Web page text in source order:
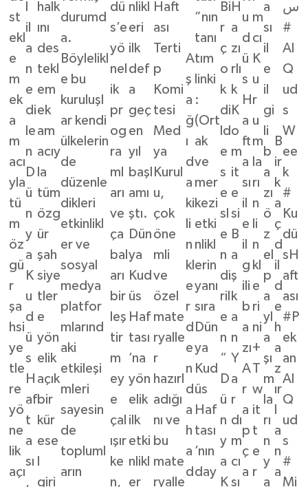
st
ekl
e
m
ek
a
m
acı
yla
tü
m
öz
gü
r
şa
hsi
ye
tle
re
yö
ne
lik
açı
il
a
n
e
di
le
n
D
ü
n
y
a
K
u
d
ü
s
H
af
t
a
sı
,
halk
ını
des
tekl
em
ek
am
acıy
la
tüm
özg
ür
şah
siye
tler
e
yön
elik
açık
bir
kür
ese
giri
durumd
a.
Böylelikl
e bu
kuruluşl
ar kendi
ülkelerin
de
düzenle
dikleri
etkinlikl
er ve
sosyal
medya
platfor
mlarınd
aki
etkileşi
mleri
sayesin
de
topluml
arın
dü
s’e
yö
nel
ik
pr
og
ra
ml
arı
ve
ça
bal
arı
bir
leş
tir
m
ey
e
çal
ışır
ke
n,
nlikl
eri
ilk
def
a
geç
en
yıl
başl
amı
ştı.
Dün
ya
Kud
üs
Haf
tası
’na
yön
elik
ilk
etki
nlikl
er
Haft
ası
Terti
p
Komi
tesi
Med
ya
Kurul
u,
çok
öne
mli
ve
özel
mate
ryalle
r
hazırl
adığı
nı ve
bu
mate
ryalle
A
ş
a
ğ
ı
d
a
ki
li
n
kl
e
r
d
e
n
d
a
h
a
d
”nın
tanı
tım
linki
:
(Ort
ak
ve
mer
kezi
etki
nlikl
erin
yanı
sıra
Dün
ya
Kud
üs
Haf
tası
’nın
day
Bi
r
ç
o
k
di
ld
e
s
e
sl
e
n
di
ril
e
n
“
D
ü
n
y
a
K
H
a
zı
rlı
k
K
o
m
it
e
si
B
a
ş
k
a
n
Y
a
r
dı
m
cı
sı
u
d
ü
s
H
a
ft
a
sı
il
e
il
g
ili
b
a
zı
A
r
a
p
ç
a
m
cı
K
u
r
u
m
la
rı
n
li
n
kl
e
ri
ni
+
T
w
it
t
e
r
a
sı
il
e
il
gi
li
b
a
zı
ö
z
el
p
a
yl
a
şı
m
la
rı
n
y
a
B
ir
k
a
ç
d
il
d
e
h
a
z
ır
a
n
a
س
#
Al
Q
ud
s
W
ee
k
#
Ku
dü
sH
aft
ası
#P
ek
an
Al
Q
ud
s
#
Mi